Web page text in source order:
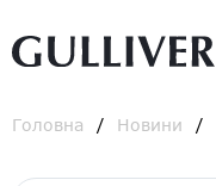
Головна Новини